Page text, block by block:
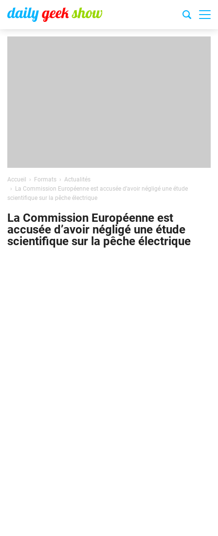
Accueil Formats
Actualités
La Commission Européenne est accusée d’avoir négligé une étude
scientifique sur la pêche électrique
La Commission Européenne est
accusée d’avoir négligé une étude
scientifique sur la pêche électrique